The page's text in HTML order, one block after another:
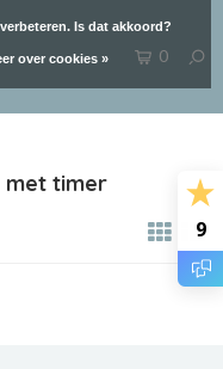
9
0
met timer
Is dat akkoord?
over cookies »